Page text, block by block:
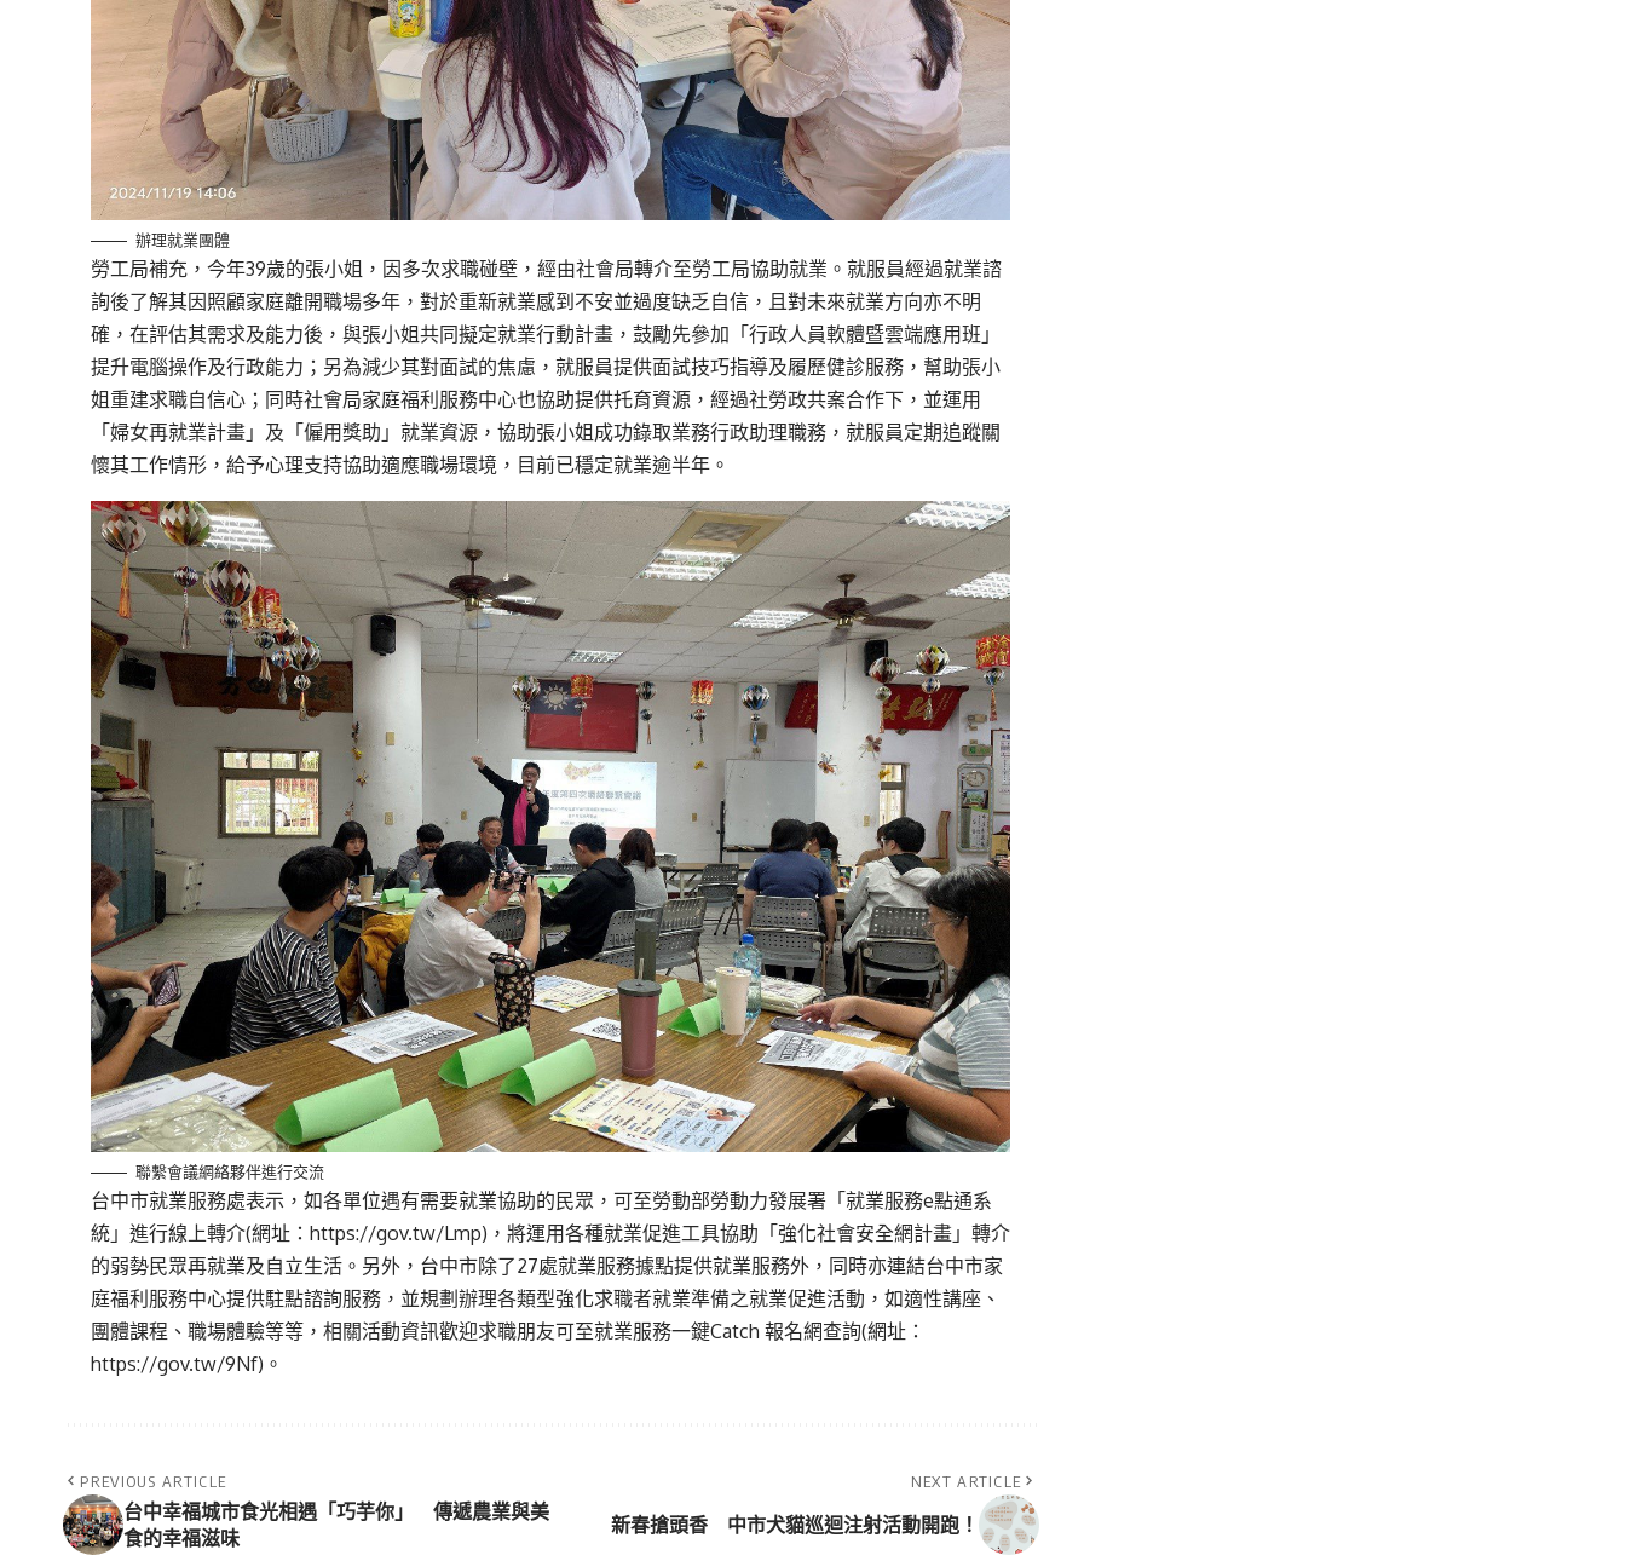
辦理就業團體
勞工局補充，今年39歲的張小姐，因多次求職碰壁，經由社會局轉介至勞工局協助就業。就服員經過就業諮
詢後了解其因照顧家庭離開職場多年，對於重新就業感到不安並過度缺乏自信，且對未來就業方向亦不明
確，在評估其需求及能力後，與張小姐共同擬定就業行動計畫，鼓勵先參加「行政人員軟體暨雲端應用班」
提升電腦操作及行政能力；另為減少其對面試的焦慮，就服員提供面試技巧指導及履歷健診服務，幫助張小
姐重建求職自信心；同時社會局家庭福利服務中心也協助提供托育資源，經過社勞政共案合作下，並運用
「婦女再就業計畫」及「僱用獎助」就業資源，協助張小姐成功錄取業務行政助理職務，就服員定期追蹤關
懷其工作情形，給予心理支持協助適應職場環境，目前已穩定就業逾半年。
聯繫會議網絡夥伴進行交流
台中市就業服務處表示，如各單位遇有需要就業協助的民眾，可至勞動部勞動力發展署「就業服務e點通系
統」進行線上轉介(網址：https://gov.tw/Lmp)，將運用各種就業促進工具協助「強化社會安全網計畫」轉介
的弱勢民眾再就業及自立生活。另外，台中市除了27處就業服務據點提供就業服務外，同時亦連結台中市家
庭福利服務中心提供駐點諮詢服務，並規劃辦理各類型強化求職者就業準備之就業促進活動，如適性講座、
團體課程、職場體驗等等，相關活動資訊歡迎求職朋友可至就業服務一鍵Catch 報名網查詢(網址：
https://gov.tw/9Nf)。
PREVIOUS ARTICLE
台中幸福城市食光相遇「巧芋你」 傳遞農業與美
食的幸福滋味
NEXT ARTICLE
新春搶頭香 中市犬貓巡迴注射活動開跑！